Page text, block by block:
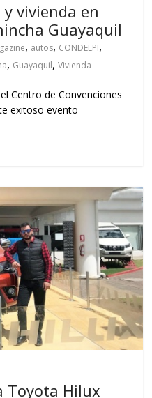
vivienda en
Guayaquil
, autos, CONDELPI,
, Guayaquil,Vivienda
Centro de Convenciones
exitoso evento
Toyota Hilux